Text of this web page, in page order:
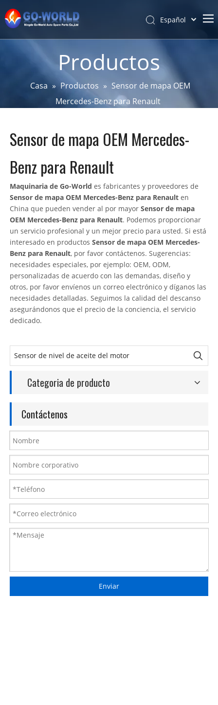
Acerca de
Productos
Servicio y personalización
Apoyo
Español
简体中文
Productos
Casa » Productos » Sensor de mapa OEM
Mercedes-Benz para Renault
Sensor de mapa OEM Mercedes-
Benz para Renault
Maquinaria de Go-World es fabricantes y proveedores de
Sensor de mapa OEM Mercedes-Benz para Renault en
China que pueden vender al por mayor Sensor de mapa
OEM Mercedes-Benz para Renault. Podemos proporcionar
un servicio profesional y un mejor precio para usted. Si está
interesado en productos Sensor de mapa OEM Mercedes-
Benz para Renault, por favor contáctenos. Sugerencias:
necesidades especiales, por ejemplo: OEM, ODM,
personalizadas de acuerdo con las demandas, diseño y
otros, por favor envíenos un correo electrónico y díganos las
necesidades detalladas. Seguimos la calidad del descanso
asegurándonos que el precio de la conciencia, el servicio
dedicado.
Categoria de producto
Contáctenos
Enviar